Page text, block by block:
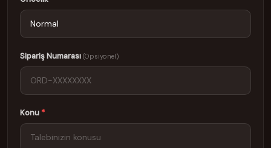
Sipariş Numarası (Opsiyonel)
Konu *